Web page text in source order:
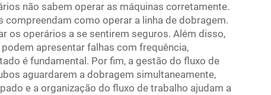
não sabem operar as máquinas corretamente.
como operar a linha de dobragem.
os operários a se sentirem seguros. Além disso,
apresentar falhas com frequência,
é fundamental. Por fim, a gestão do fluxo de
aguardarem a dobragem simultaneamente,
e a organização do fluxo de trabalho ajudam a